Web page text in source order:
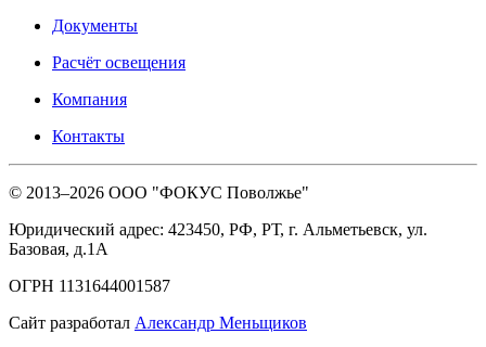
Документы
Расчёт освещения
Компания
Контакты
© 2013–2026 ООО "ФОКУС Поволжье"
Юридический адрес: 423450, РФ, РТ, г. Альметьевск, ул.
Базовая, д.1А
ОГРН 1131644001587
Сайт разработал Александр Меньщиков